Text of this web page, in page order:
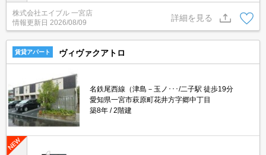
株式会社エイブル 一宮店
情報更新日 2026/08/09
詳細を見る
賃貸アパート ヴィヴァクアトロ
名鉄尾西線（津島－玉ノ･･･/二子駅 徒歩19分
愛知県一宮市萩原町花井方字郷中丁目
築8年
2階建